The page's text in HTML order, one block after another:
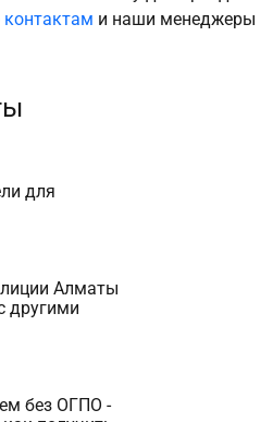
контактам и наши менеджеры
для
Алматы
другими
без ОГПО -